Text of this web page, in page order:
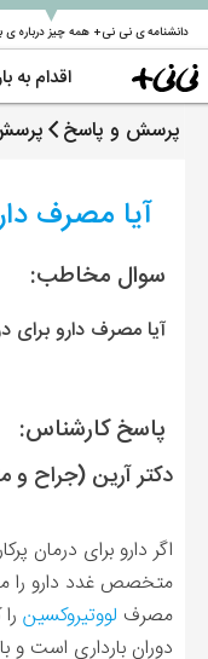
دانشنامه ی نی نی+ همه چیز درباره ی
▼
اقدام به
پرسش و پاسخ
آیا مصرف
سوال مخاطب:
آیا مصرف دارو برای
پاسخ کارشناس:
دکتر آرین (جراح و
اگر داروبرای درمان
متخصص غدد دارو را
مصرف لووتیروکسین
دوران بارداری است و